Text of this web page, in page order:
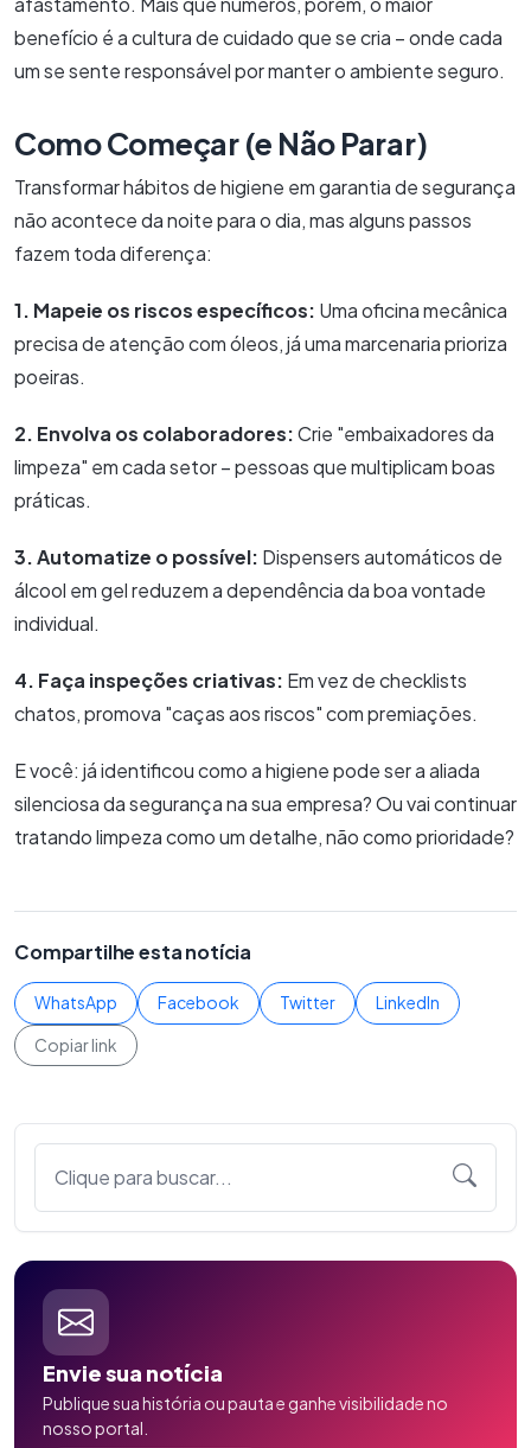
benefício é a cultura de cuidado que se cria – onde cada
um se sente responsável por manter o ambiente seguro.
Como Começar (e Não Parar)
Transformar hábitos de higiene em garantia de segurança
não acontece da noite para o dia, mas alguns passos
fazem toda diferença:
1. Mapeie os riscos específicos: Uma oficina mecânica
precisa de atenção com óleos, já uma marcenaria prioriza
poeiras.
2. Envolva os colaboradores:Crie "embaixadores da
limpeza" em cada setor – pessoas que multiplicam boas
práticas.
3. Automatize o possível: Dispensers automáticos de
álcool em gel reduzem a dependência da boa vontade
individual.
4. Faça inspeções criativas: Em vez de checklists
chatos, promova "caças aos riscos" com premiações.
E você: já identificou como a higiene pode ser a aliada
silenciosa da segurança na sua empresa? Ou vai continuar
tratando limpeza como um detalhe, não como prioridade?
Compartilhe esta notícia
WhatsApp Facebook Twitter
LinkedIn
Copiar link
Clique para buscar...
Envie sua notícia
Publique sua história ou pauta e ganhe visibilidade no
nosso portal.